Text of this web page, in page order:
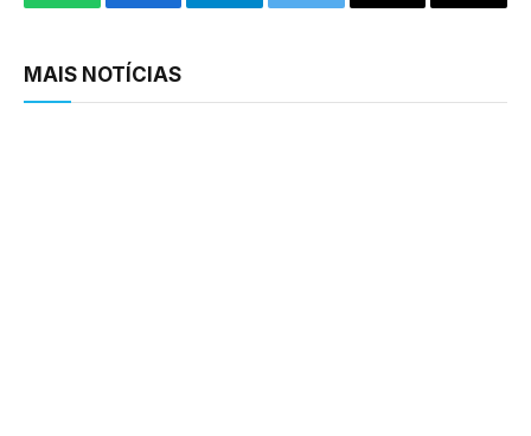
WhatsAppFacebookTelegramTwitter Email
Copy
MAIS NOTÍCIAS